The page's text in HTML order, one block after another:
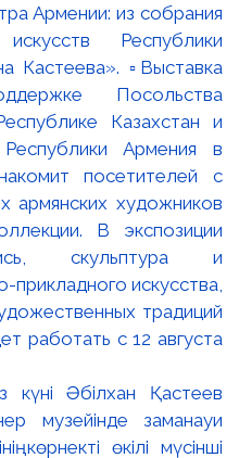
Армении: из собрания
Республики
Кастеева». ▫️Выставка
Посольства
Казахстан и
Армения в
посетителей с
армянских художников
В экспозиции
скульптура и
прикладного искусства,
традиций
работать с 12 августа